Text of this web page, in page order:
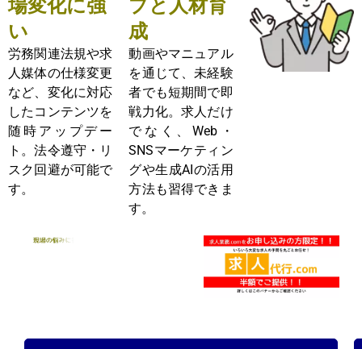
場変化に強
い
労務関連法規や求
人媒体の仕様変更
など、変化に対応
したコンテンツを
随時アップデー
ト。法令遵守・リ
スク回避が可能で
す。
プと人材育
成
動画やマニュアル
を通じて、未経験
者でも短期間で即
戦力化。求人だけ
でなく、Web・
SNSマーケティン
グや生成AIの活用
方法も習得できま
す。